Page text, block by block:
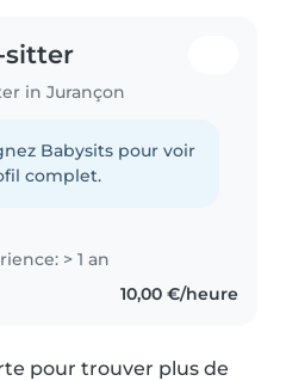
sitter
in Jurançon
Babysits pour voir
complet.
> 1 an
10,00 €/heure
pour trouver plus de